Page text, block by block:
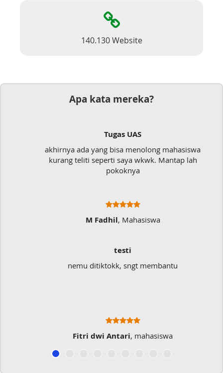
140.130 Website
Apa kata mereka?
Tugas UAS
akhirnya ada yang bisa menolong mahasiswa
kurang teliti seperti saya wkwk. Mantap lah
pokoknya
M Fadhil, Mahasiswa
testi
nemu ditiktokk, sngt membantu
Fitri dwi Antari, mahasiswa